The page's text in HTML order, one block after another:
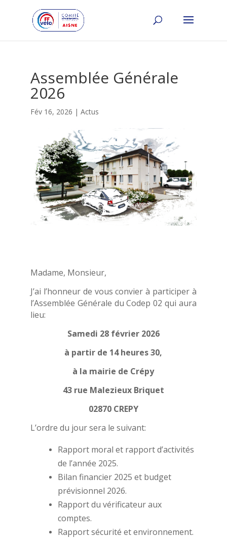
Assemblée Générale
2026
Fév 16, 2026 | Actus
Madame, Monsieur,
J’ai l’honneur de vous convier à participer à
l’Assemblée Générale du Codep 02 qui aura
lieu:
Samedi 28 février 2026
à partir de 14 heures 30,
à la mairie de Crépy
43 rue Malezieux Briquet
02870 CREPY
L’ordre du jour sera le suivant:
Rapport moral et rapport d’activités
de l’année 2025.
Bilan financier 2025 et budget
prévisionnel 2026.
Rapport du vérificateur aux
comptes.
Rapport sécurité et environnement.